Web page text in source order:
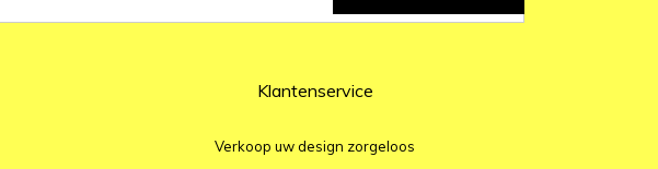
Klantenservice
Verkoop uw design zorgeloos